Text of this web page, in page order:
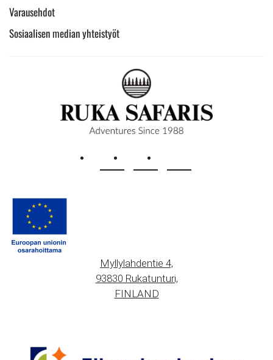
Varausehdot
Sosiaalisen median yhteistyöt
Myllylahdentie 4,
93830 Rukatunturi,
FINLAND